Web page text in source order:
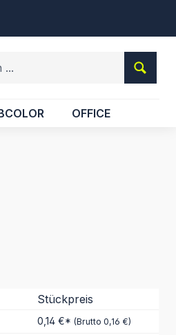
OFFICE
Stückpreis
0,14 €*(Brutto 0,16 €)